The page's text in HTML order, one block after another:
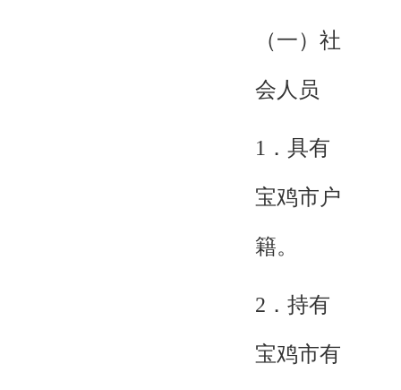
（一）社
会人员
1．具有
宝鸡市户
籍。
2．持有
宝鸡市有